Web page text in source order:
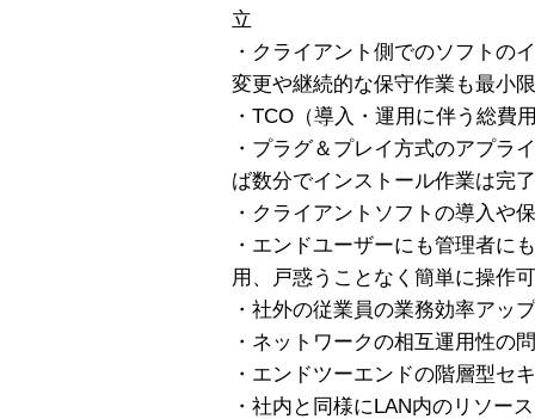
立
・クライアント側でのソフトの
変更や継続的な保守作業も最小限
・TCO（導入・運用に伴う総費
・プラグ＆プレイ方式のアプ
ば数分でインストール作業は完了
・クライアントソフトの導入や
・エンドユーザーにも管理者に
用、戸惑うことなく簡単に操作
・社外の従業員の業務効率アップ
・ネットワークの相互運用性の
・エンドツーエンドの階層型セ
・社内と同様にLAN内のリソ